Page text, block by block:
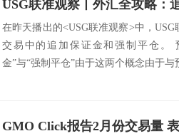
在昨天播出的<USG联准观察>中，
交易中的追加保证金和强制平仓。
金”与“强制平仓”由于这两个概念由于
GMO Click报告2月份交易量